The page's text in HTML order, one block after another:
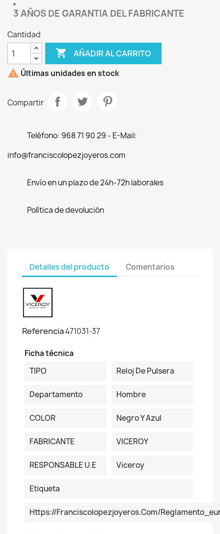
3 AÑOS DE GARANTIA DEL FABRICANTE
Cantidad
 AÑADIR AL CARRITO
 Últimas unidades en stock
Compartir
Teléfono: 968 71 90 29 - E-Mail:
info@franciscolopezjoyeros.com
Envío en un plazo de 24h-72h laborales
Política de devolución
Detalles del producto Comentarios
Referencia471031-37
Ficha técnica
TIPO
Reloj De Pulsera
Departamento Hombre
COLOR Negro Y Azul
FABRICANTE VICEROY
RESPONSABLE U.E Viceroy
Etiqueta
Https://franciscolopezjoyeros.com/